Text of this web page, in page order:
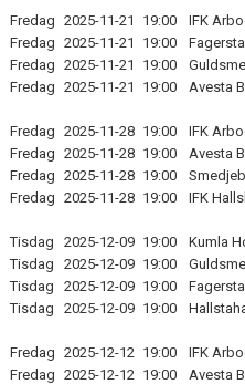
Fredag 2025-11-21 19:00 IFK
Fredag 2025-11-21 19:00
Fredag 2025-11-21 19:00
Fredag 2025-11-21 19:00 Avesta
Fredag 2025-11-28 19:00 IFK
Fredag 2025-11-28 19:00 Avesta
Fredag 2025-11-28 19:00
Fredag 2025-11-28 19:00 IFK
Tisdag 2025-12-09 19:00 Kumla
Tisdag
2025-12-09 19:00
Tisdag
2025-12-09 19:00
Tisdag
2025-12-09 19:00
Fredag 2025-12-12 19:00 IFK
Fredag 2025-12-12 19:00 Avesta